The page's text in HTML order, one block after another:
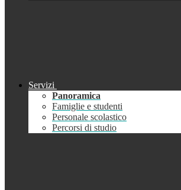
Servizi
Panoramica
Famiglie e studenti
Personale scolastico
Percorsi di studio